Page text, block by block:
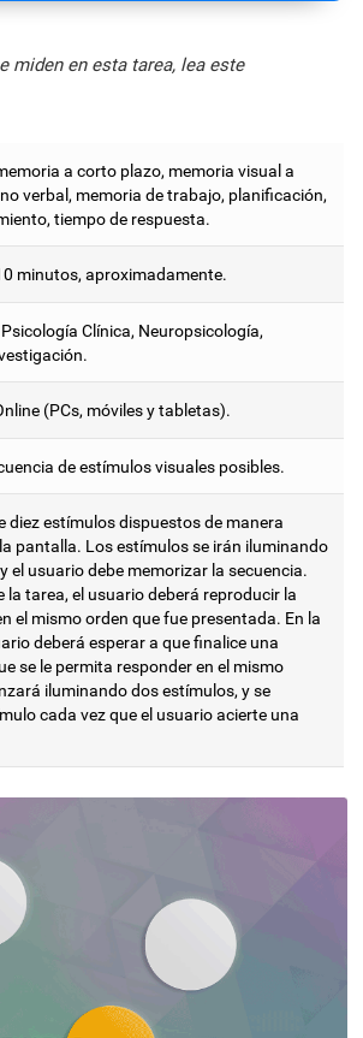
miden en esta tarea, lea este
a corto plazo, memoria visual a
verbal, memoria de trabajo, planificación,
tiempo de respuesta.
minutos, aproximadamente.
Clínica, Neuropsicología,
(PCs, móviles y tabletas).
de estímulos visuales posibles.
diez estímulos dispuestos de manera
pantalla. Los estímulos se irán iluminando
el usuario debe memorizar la secuencia.
la tarea, el usuario deberá reproducir la
el mismo orden que fue presentada. En la
deberá esperar a que finalice una
se le permita responder en el mismo
iluminando dos estímulos, y se
cada vez que el usuario acierte una